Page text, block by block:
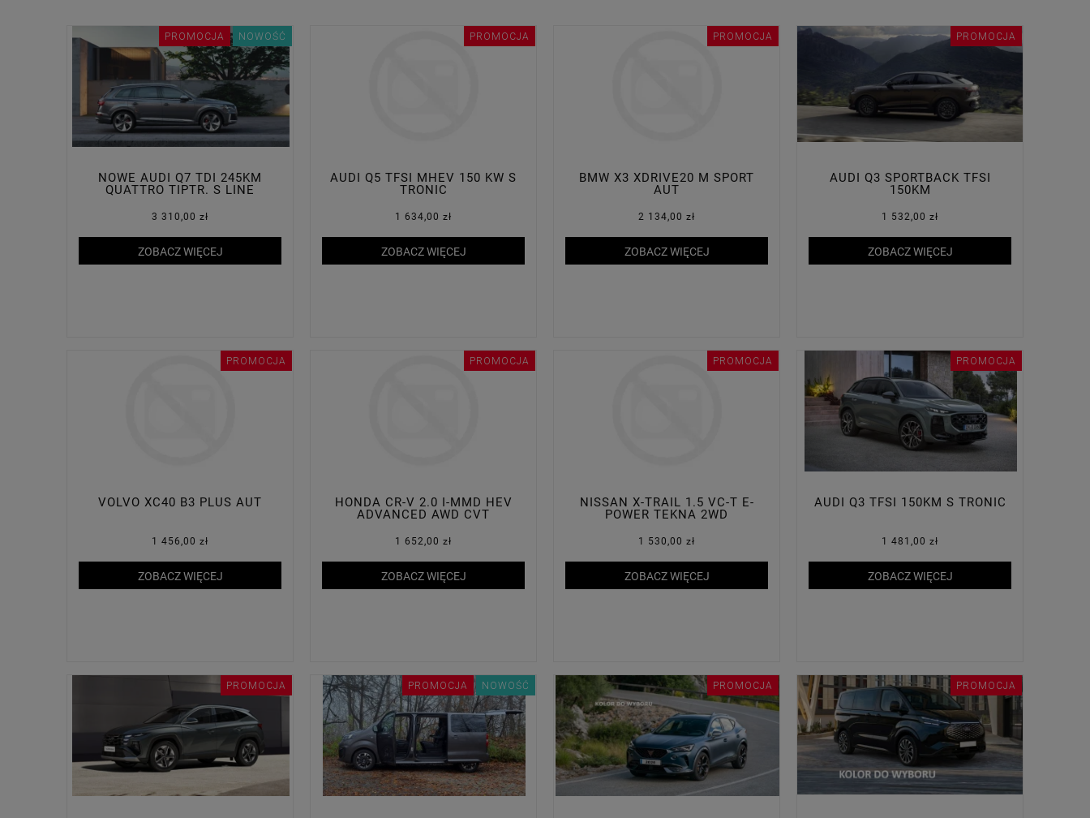
NOWE AUDI Q7 TDI 245KM
QUATTRO TIPTR. S LINE
3 310,00 zł
ZOBACZ WIĘCEJ
PROMOCJA NOWOŚĆ
AUDI Q5 TFSI MHEV 150 KW S
TRONIC
1 634,00 zł
ZOBACZ WIĘCEJ
PROMOCJA
BMW X3 XDRIVE20 M SPORT
AUT
2 134,00 zł
ZOBACZ WIĘCEJ
PROMOCJA
AUDI Q3 SPORTBACK TFSI
150KM
1 532,00 zł
ZOBACZ WIĘCEJ
PROMOCJA
VOLVO XC40 B3 PLUS AUT
1 456,00 zł
ZOBACZ WIĘCEJ
PROMOCJA
HONDA CR-V 2.0 I-MMD HEV
ADVANCED AWD CVT
1 652,00 zł
ZOBACZ WIĘCEJ
PROMOCJA
NISSAN X-TRAIL 1.5 VC-T E-
POWER TEKNA 2WD
1 530,00 zł
ZOBACZ WIĘCEJ
PROMOCJA
AUDI Q3 TFSI 150KM S TRONIC
1 481,00 zł
ZOBACZ WIĘCEJ
PROMOCJA
PROMOCJA PROMOCJA NOWOŚĆ PROMOCJA PROMOCJA